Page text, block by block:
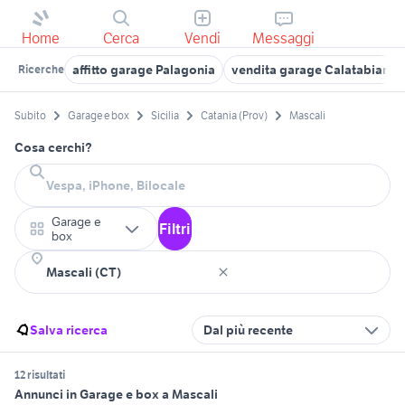
Home Cerca Vendi Messaggi
Ricerche affitto garage Palagonia vendita garage Calatabiano
Subito Garage e box Sicilia Catania (Prov) Mascali
Cosa cerchi?
Garage e
box
Filtri
Salva ricerca Dal più recente
12 risultati
Annunci in Garage e box a Mascali